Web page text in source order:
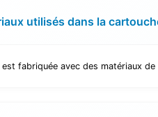
utilisés dans la
fabriquée avec des matériaux